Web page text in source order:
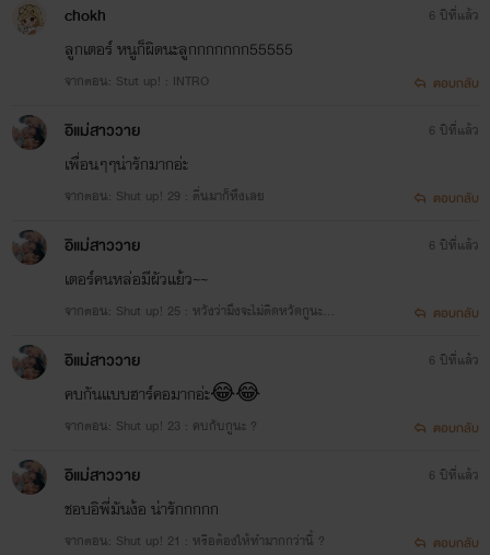
นิยายเรามีในรูปแบบของ
https://www.mebmarket.com/index.php?
cVPDRoOXr0G3mRl2d1__wES1uPctHISOsPYvGQlRPveY
หากสนใจหนังสือนิยายสามารถดูสอบถามได้ที่แฟนเพจของไรท์
หรือ เฟซบุ๊คแฟนเพจและเว็บไซต์ของสำนักพิมพ์
บ้านวายบุ๊คได้
chokh
ลูกเตอร์ หนูก็ผิดนะลูกกกกกกก55555
จากตอน: Stut up! : INTRO
6 ปีที่แล้ว
ตอบกลับ
อิแม่สาววาย
เพื่อนๆๆน่ารักมากอ่ะ
จากตอน: Shut up! 29 : ตื่นมาก็หึงเลย
6 ปีที่แล้ว
ตอบกลับ
อิแม่สาววาย
เตอร์คนหล่อมีผัวแย้ว~~
จากตอน: Shut up! 25 : หวังว่ามึงจะไม่ติดหวัดกูนะ
6 ปีที่แล้ว
ตอบกลับ
อิแม่สาววาย
คบกันแบบฮาร์คอมากอ่ะ😂😂
จากตอน: Shut up! 23 : คบกับกูนะ ?
6 ปีที่แล้ว
ตอบกลับ
อิแม่สาววาย
ชอบอิพี่มันง้อ น่ารักกกกก
จากตอน: Shut up! 21 : หรือต้องให้ทำมากกว่านี้ ?
6 ปีที่แล้ว
ตอบกลับ